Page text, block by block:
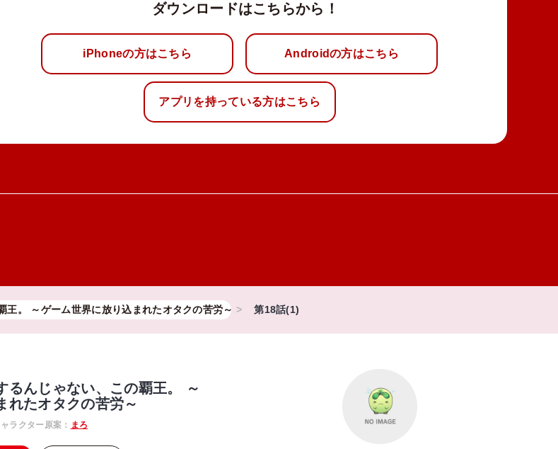
ダウンロードはこちらから！
iPhoneの方はこちら Androidの方はこちら
アプリを持っている方はこちら
王。 ～ゲーム世界に放り込まれたオタクの苦労～ 第18話(1)
るんじゃない、この覇王。 ～
れたオタクの苦労～
ラクター原案： まろ